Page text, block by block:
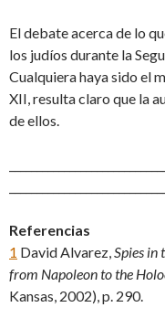
El debate acerca de lo
los judíos durante la
Cualquiera haya sido el
XII, resulta claro que la
de ellos.
Referencias
1 David Alvarez, Spies in
from Napoleon to the
Kansas, 2002), p. 290.